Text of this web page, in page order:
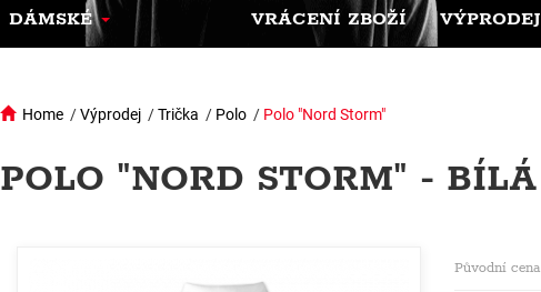
DÁMSKÉ VRÁCENÍ ZBOŽÍ VÝPRODEJ
Home /Výprodej /Trička / Polo / Polo "Nord Storm"
POLO "NORD STORM" - BÍLÁ
Původní cena